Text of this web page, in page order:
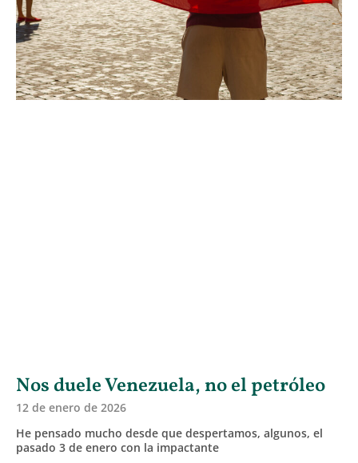
Nos duele Venezuela, no el petróleo
12 de enero de 2026
He pensado mucho desde que despertamos, algunos, el
pasado 3 de enero con la impactante